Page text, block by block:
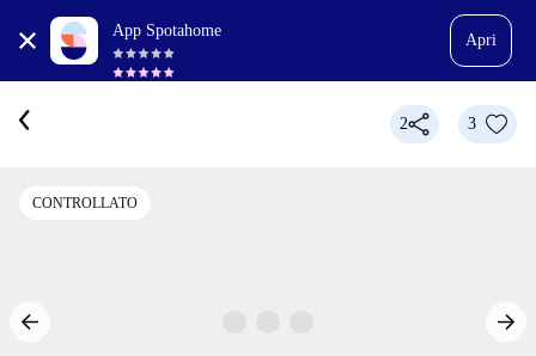
App Spotahome
Apri
2 3
CONTROLLATO